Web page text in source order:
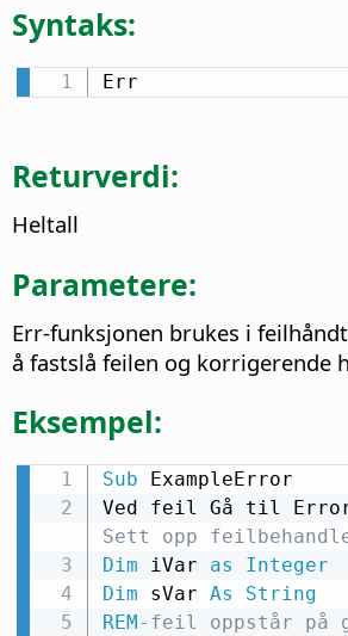
Syntaks:
Err
Returverdi:
Heltall
Parametere:
Err-funksjonen brukes i
å fastslå feilen og korrigerende
Eksempel:
Sub ExampleError
Ved feil Gå til
Sett opp
Dim iVar as
Integer
Dim sVar As
String
REM-feil oppstår på